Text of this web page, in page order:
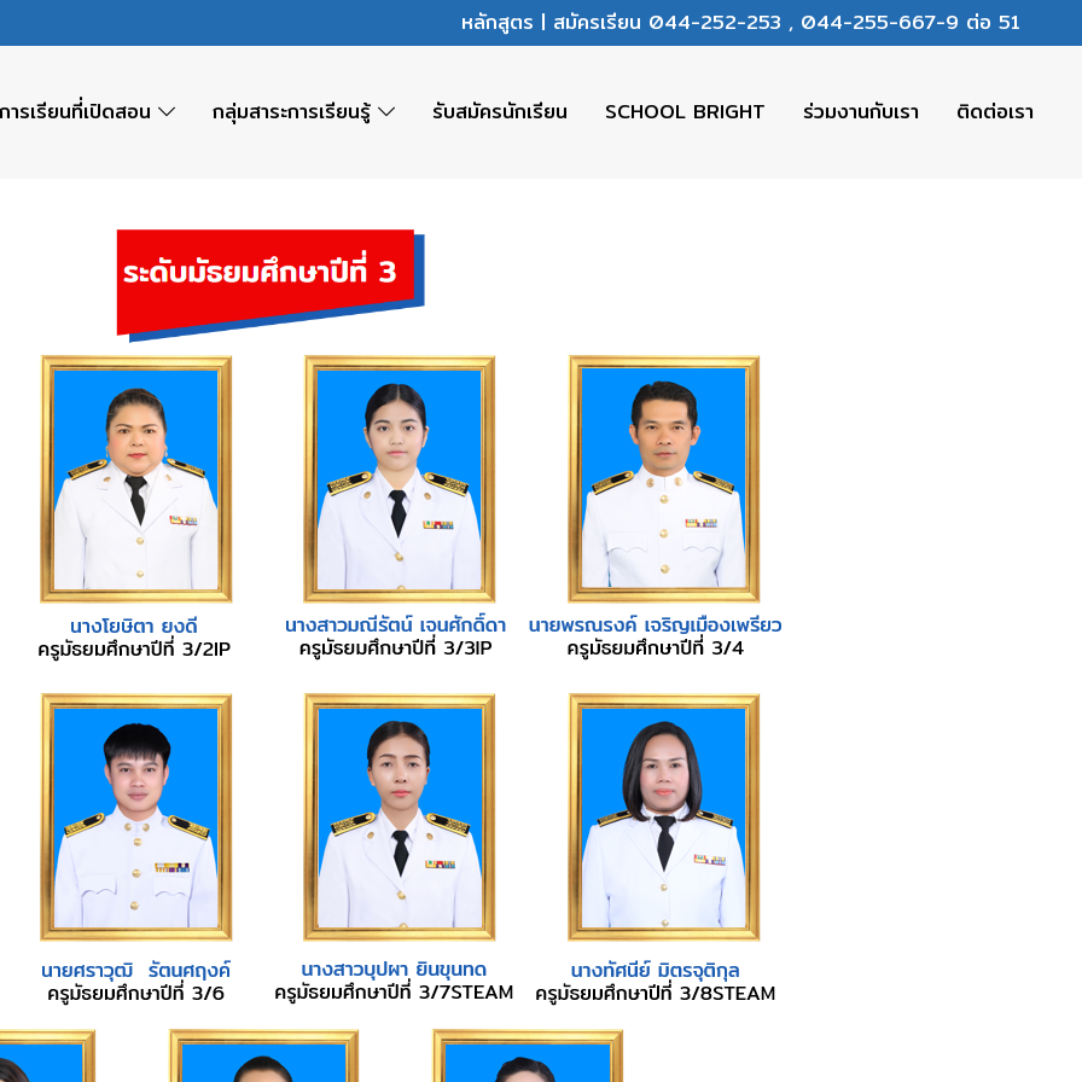
หลักสูตร | สมัครเรียน 044-252-253 , 044-255-667-9 ต่อ 51
ารเรียนที่เปิดสอน กลุ่มสาระการเรียนรู้ รับสมัครนักเรียน SCHOOL BRIGHT ร่วมงานกับเรา ติดต่อเรา